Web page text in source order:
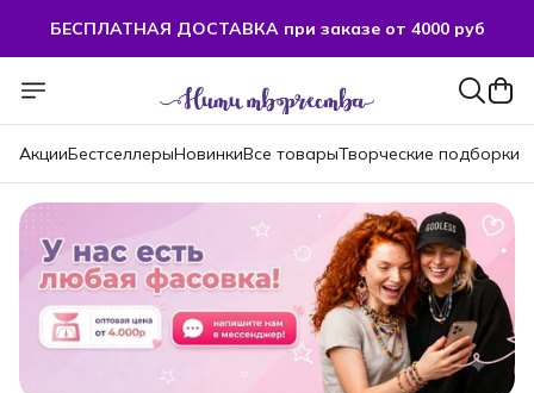
БЕСПЛАТНАЯ ДОСТАВКА при заказе от 4000 руб
БЕСПЛАТНАЯ ДОСТАВКА при заказе от 4000 руб
АкцииБестселлерыНовинкиВсе товарыТворческие подборки